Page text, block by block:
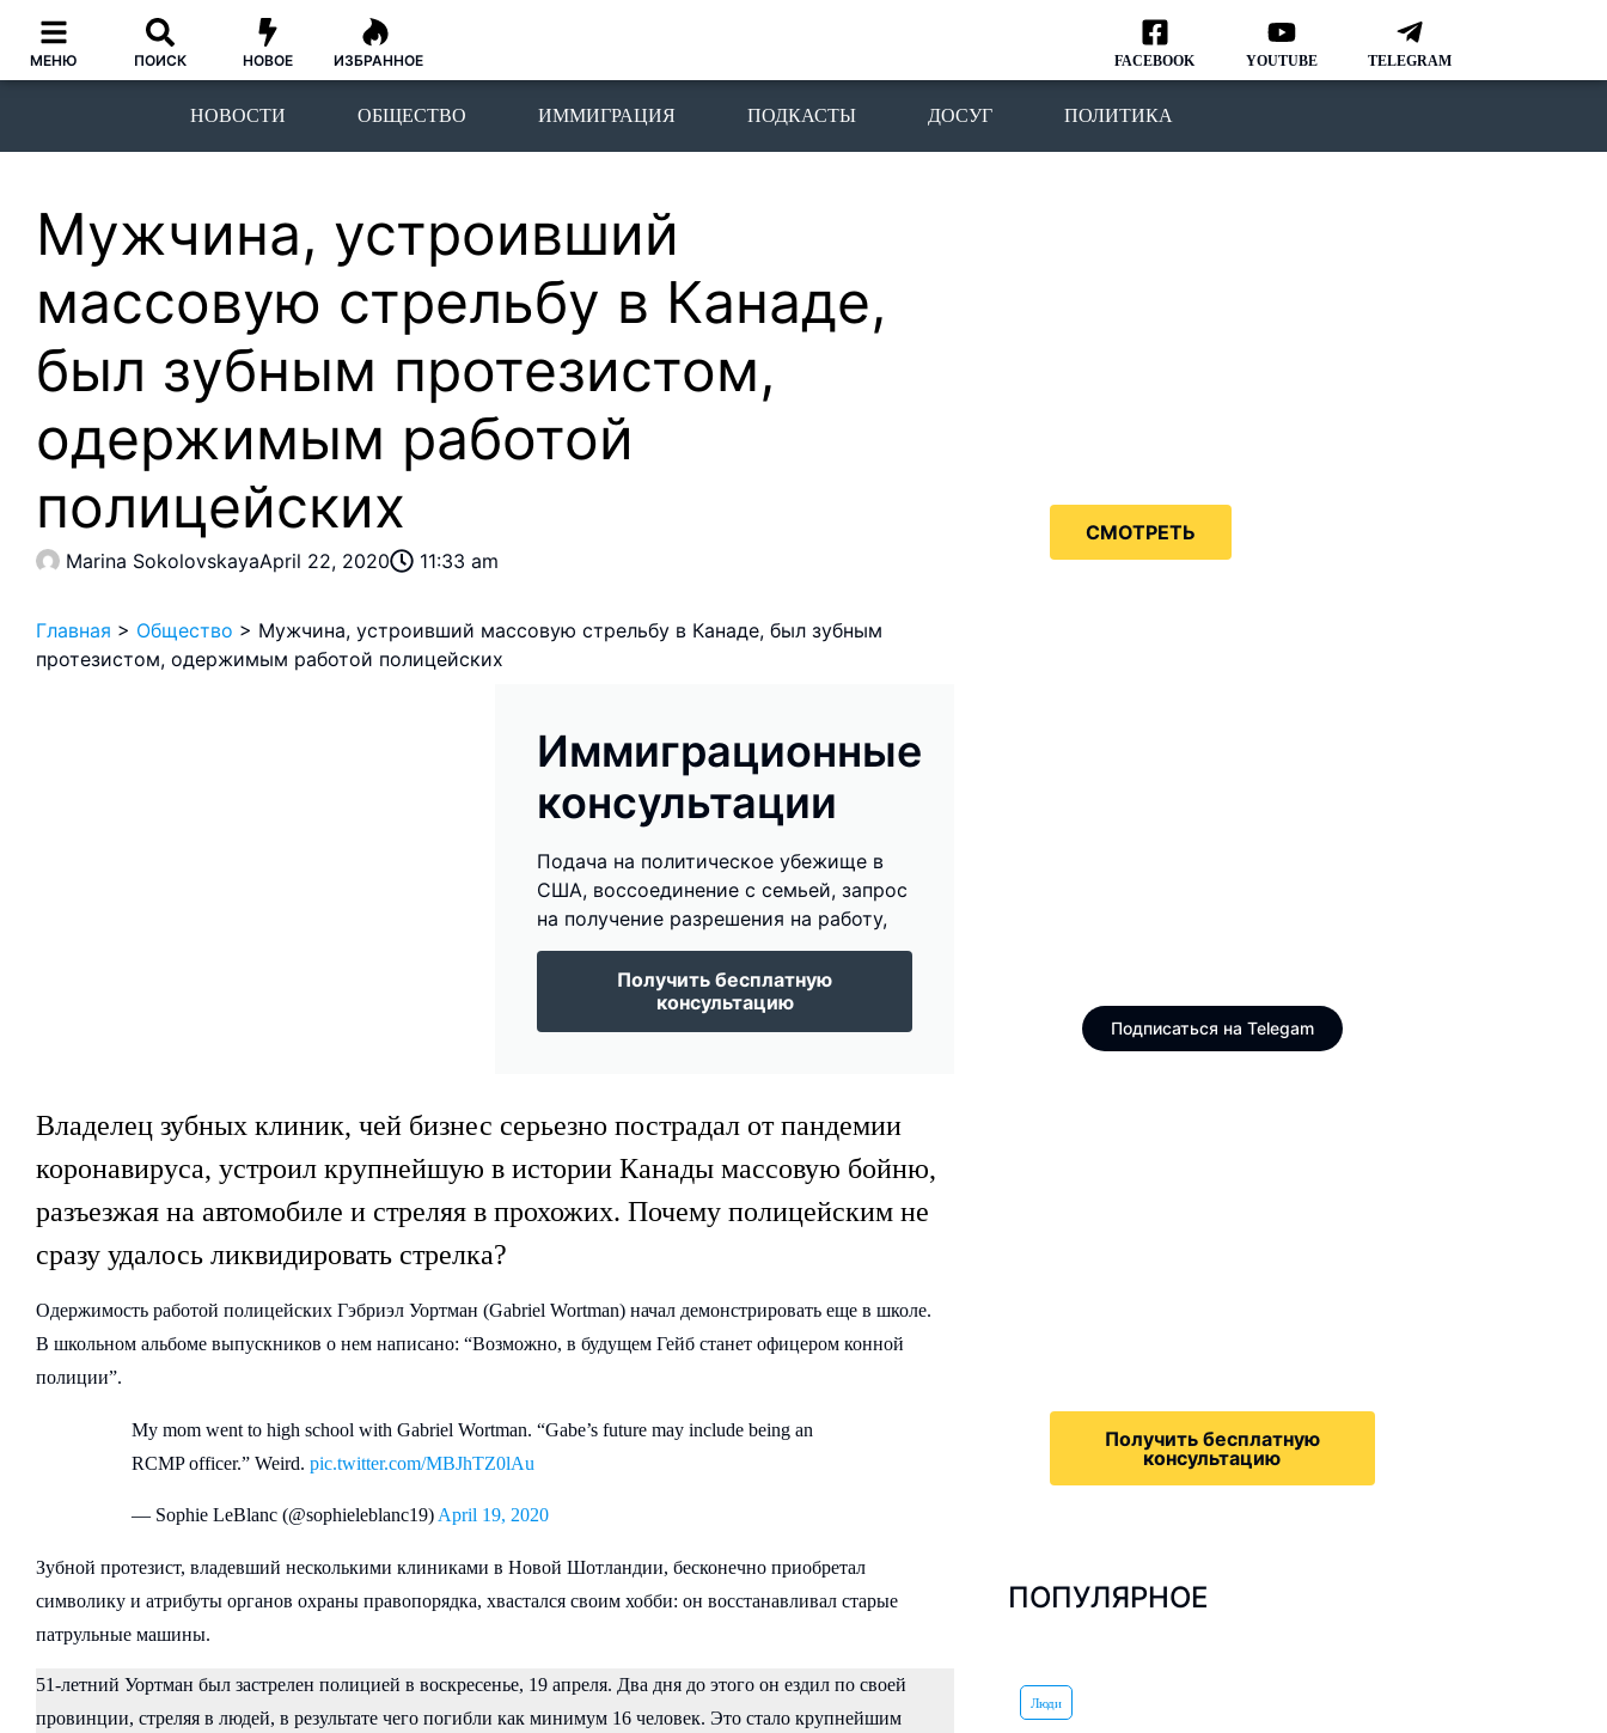
МЕНЮ ПОИСК НОВОЕ ИЗБРАННОЕ FACEBOOK YOUTUBE TELEGRAM
НОВОСТИ ОБЩЕСТВО ИММИГРАЦИЯ ПОДКАСТЫ ДОСУГ ПОЛИТИКА
Мужчина, устроивший
массовую стрельбу в Канаде,
был зубным протезистом,
одержимым работой
полицейских
Marina SokolovskayaApril 22, 2020 11:33 am
Главная > Общество > Мужчина, устроивший массовую стрельбу в Канаде, был зубным
протезистом, одержимым работой полицейских
Иммиграционные
консультации
Подача на политическое убежище в
США, воссоединение с семьей, запрос
на получение разрешения на работу,
Получить бесплатную
консультацию
Владелец зубных клиник, чей бизнес серьезно пострадал от пандемии
коронавируса, устроил крупнейшую в истории Канады массовую бойню,
разъезжая на автомобиле и стреляя в прохожих. Почему полицейским не
сразу удалось ликвидировать стрелка?
Одержимость работой полицейских Гэбриэл Уортман (Gabriel Wortman) начал демонстрировать еще в школе.
В школьном альбоме выпускников о нем написано: “Возможно, в будущем Гейб станет офицером конной
полиции”.
My mom went to high school with Gabriel Wortman. “Gabe’s future may include being an
RCMP officer.” Weird. pic.twitter.com/MBJhTZ0lAu
— Sophie LeBlanc (@sophieleblanc19) April 19, 2020
Зубной протезист, владевший несколькими клиниками в Новой Шотландии, бесконечно приобретал
символику и атрибуты органов охраны правопорядка, хвастался своим хобби: он восстанавливал старые
патрульные машины.
51-летний Уортман был застрелен полицией в воскресенье, 19 апреля. Два дня до этого он ездил по своей
провинции, стреляя в людей, в результате чего погибли как минимум 16 человек. Это стало крупнейшим
СМОТРЕТЬ
Подписаться на Telegam
Получить бесплатную
консультацию
ПОПУЛЯРНОЕ
Люди